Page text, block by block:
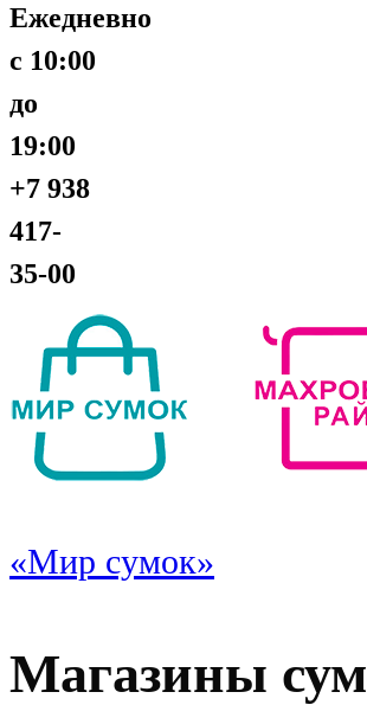
Ежедневно
с 10:00
до
19:00
+7 938
417-
35-00
«Мир сумок»
Магазины